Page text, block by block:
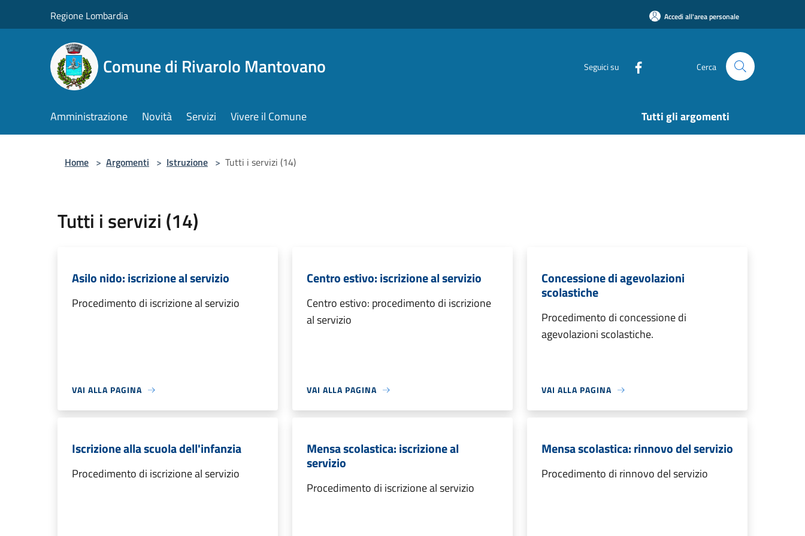
Regione Lombardia Accedi all'area personale
Comune di Rivarolo Mantovano Seguici su Cerca
Amministrazione Novità Servizi Vivere il Comune Tutti gli argomenti
Home > Argomenti > Istruzione > Tutti i servizi (14)
Tutti i servizi (14)
Asilo nido: iscrizione al servizio
Procedimento di iscrizione al servizio
VAI ALLA PAGINA
Centro estivo: iscrizione al servizio
Centro estivo: procedimento di iscrizione
al servizio
VAI ALLA PAGINA
Concessione di agevolazioni
scolastiche
Procedimento di concessione di
agevolazioni scolastiche.
VAI ALLA PAGINA
Iscrizione alla scuola dell'infanzia
Procedimento di iscrizione al servizio
Mensa scolastica: iscrizione al
servizio
Procedimento di iscrizione al servizio
Mensa scolastica: rinnovo del servizio
Procedimento di rinnovo del servizio